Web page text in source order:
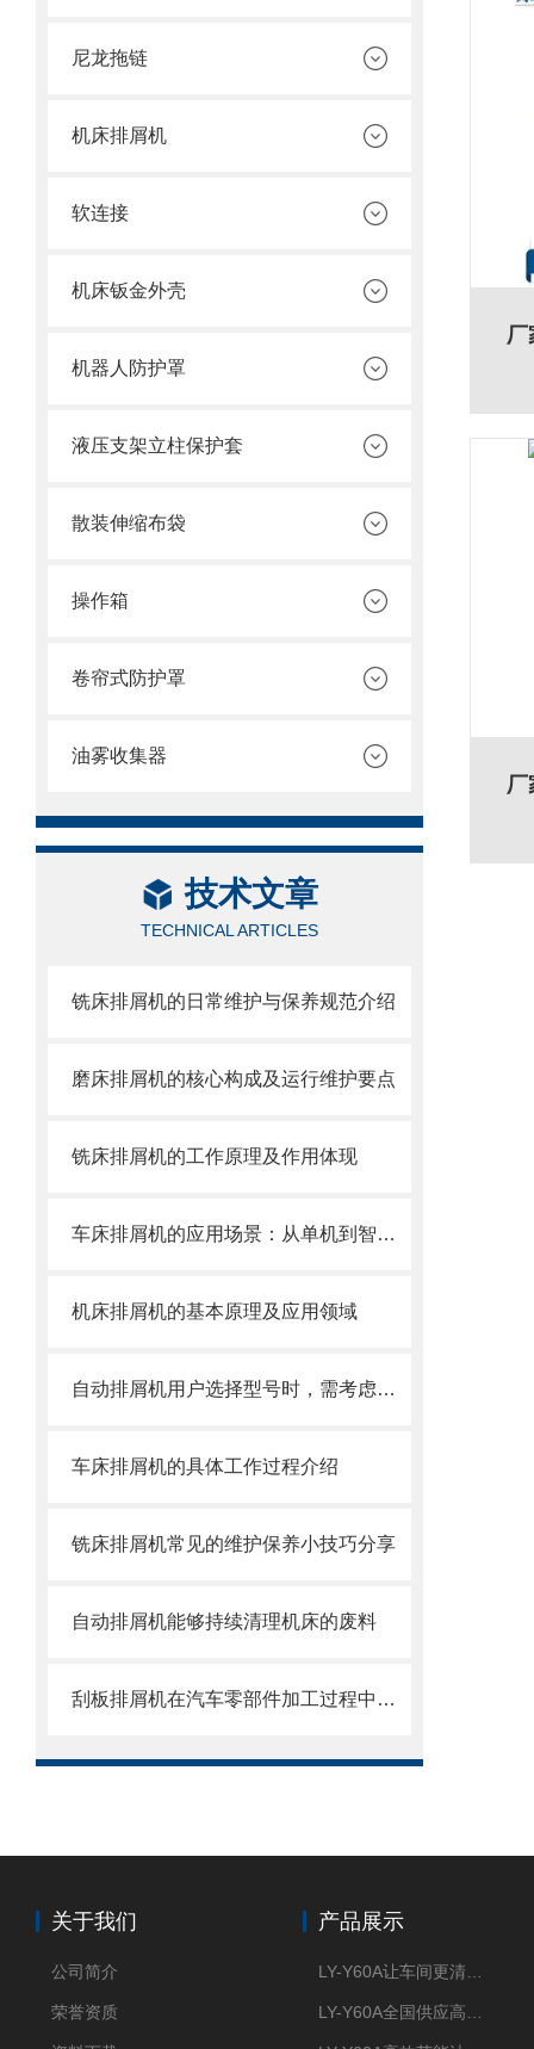
尼龙拖链
机床排屑机
软连接
机床钣金外壳
机器人防护罩
液压支架立柱保护套
散装伸缩布袋
操作箱
卷帘式防护罩
油雾收集器
技术文章
TECHNICAL ARTICLES
铣床排屑机的日常维护与保养规范介绍
磨床排屑机的核心构成及运行维护要点
铣床排屑机的工作原理及作用体现
车床排屑机的应用场景：从单机到智能产线
机床排屑机的基本原理及应用领域
自动排屑机用户选择型号时，需考虑哪些事项？
车床排屑机的具体工作过程介绍
铣床排屑机常见的维护保养小技巧分享
自动排屑机能够持续清理机床的废料
刮板排屑机在汽车零部件加工过程中的作用
厂
厂
关于我们
公司简介
荣誉资质
产品展示